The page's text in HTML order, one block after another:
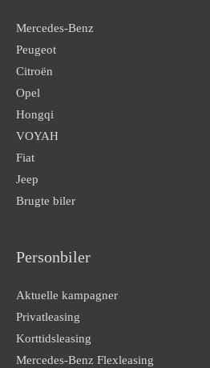
Mercedes-Benz
Peugeot
Citroën
Opel
Hongqi
VOYAH
Fiat
Jeep
Brugte biler
Personbiler
Aktuelle kampagner
Privatleasing
Korttidsleasing
Mercedes-Benz Flexleasing